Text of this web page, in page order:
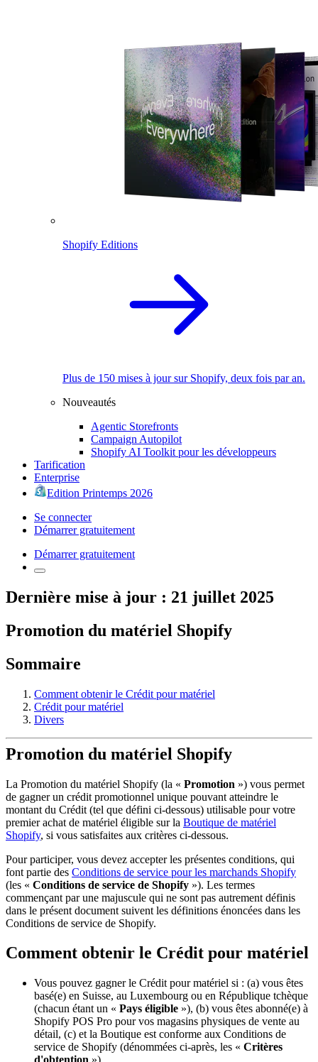
Shopify Editions
Plus de 150 mises à jour sur Shopify, deux fois par an.
Nouveautés
Agentic Storefronts
Campaign Autopilot
Shopify AI Toolkit pour les développeurs
Tarification
Enterprise
Edition Printemps 2026
Se connecter
Démarrer gratuitement
Démarrer gratuitement
Dernière mise à jour : 21 juillet 2025
Promotion du matériel Shopify
Sommaire
Comment obtenir le Crédit pour matériel
Crédit pour matériel
Divers
Promotion du matériel Shopify
La Promotion du matériel Shopify (la « Promotion ») vous permet
de gagner un crédit promotionnel unique pouvant atteindre le
montant du Crédit (tel que défini ci-dessous) utilisable pour votre
premier achat de matériel éligible sur la Boutique de matériel
Shopify, si vous satisfaites aux critères ci-dessous.
Pour participer, vous devez accepter les présentes conditions, qui
font partie des Conditions de service pour les marchands Shopify
(les « Conditions de service de Shopify »). Les termes
commençant par une majuscule qui ne sont pas autrement définis
dans le présent document suivent les définitions énoncées dans les
Conditions de service de Shopify.
Comment obtenir le Crédit pour matériel
Vous pouvez gagner le Crédit pour matériel si : (a) vous êtes
basé(e) en Suisse, au Luxembourg ou en République tchèque
(chacun étant un « Pays éligible »), (b) vous êtes abonné(e) à
Shopify POS Pro pour vos magasins physiques de vente au
détail, (c) et la Boutique est conforme aux Conditions de
service de Shopify (dénommées ci-après, les « Critères